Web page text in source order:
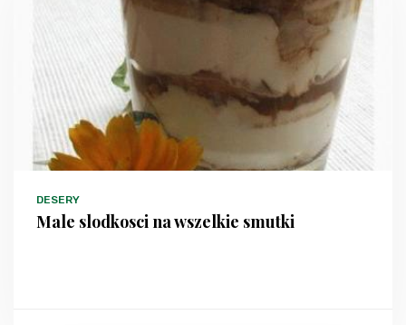
DESERY
Male slodkosci na wszelkie smutki